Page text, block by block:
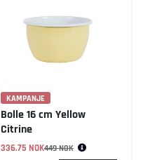
KAMPANJE
Bolle 16 cm Yellow
Citrine
336.75 NOK
Vanlig pris:449 NOK